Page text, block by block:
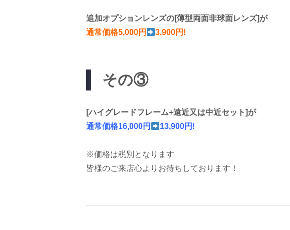
追加オプションレンズの[薄型両面非球面レンズ]が
通常価格5,000円
3,900円!
その③
[ハイグレードフレーム+遠近又は中近セット]が
通常価格16,000円
13,900円!
※価格は税別となります
皆様のご来店心よりお待ちしております！